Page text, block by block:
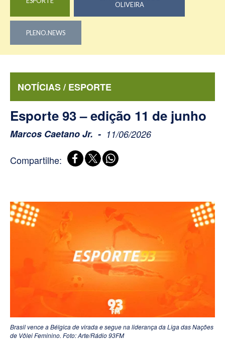
OLIVEIRA
PLENO.NEWS
NOTÍCIAS / ESPORTE
Esporte 93 – edição 11 de junho
Marcos Caetano Jr. 11/06/2026
Compartilhe:
Brasil vence a Bélgica de virada e segue na liderança da Liga das Nações
de Vôlei Feminino. Foto: Arte/Rádio 93FM